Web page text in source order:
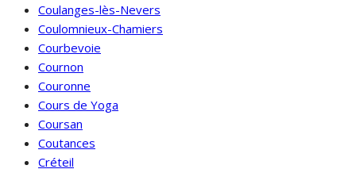
Coulanges-lès-Nevers
Coulomnieux-Chamiers
Courbevoie
Cournon
Couronne
Cours de Yoga
Coursan
Coutances
Créteil